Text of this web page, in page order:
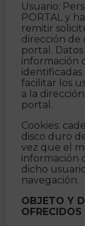
Usuario:
PORTAL y
remitir
dirección de
portal.
información
facilitar los
a la
portal.
Cookies:
disco duro
vez que el
información
dicho
navegación.
OBJETO Y
OFRECIDOS